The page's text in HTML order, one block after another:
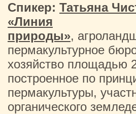
Спикер: Татьяна
«Линия
природы»,
пермакультурное
хозяйство площадью
построенное по
пермакультуры,
органического